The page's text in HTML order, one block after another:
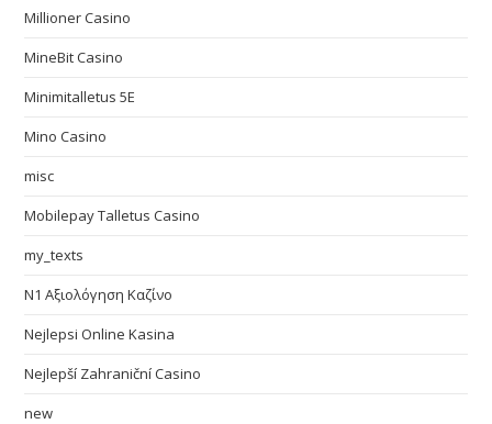
Millioner Casino
MineBit Casino
Minimitalletus 5E
Mino Casino
misc
Mobilepay Talletus Casino
my_texts
N1 Αξιολόγηση Καζίνο
Nejlepsi Online Kasina
Nejlepší Zahraniční Casino
new